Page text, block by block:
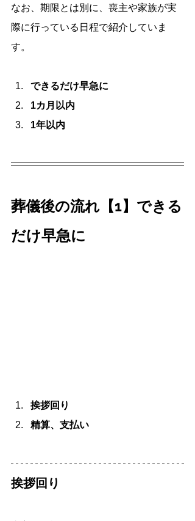
なお、期限とは別に、喪主や家族が実
際に行っている日程で紹介していま
す。
できるだけ早急に
1カ月以内
1年以内
葬儀後の流れ【1】できる
だけ早急に
挨拶回り
精算、支払い
挨拶回り